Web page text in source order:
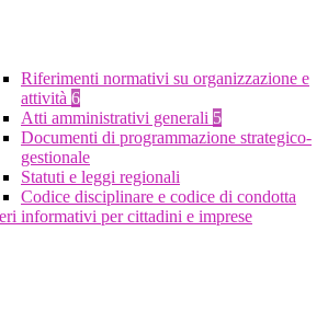
Riferimenti normativi su organizzazione e
attività 6
Atti amministrativi generali 5
Documenti di programmazione strategico-
gestionale
Statuti e leggi regionali
Codice disciplinare e codice di condotta
informativi per cittadini e imprese